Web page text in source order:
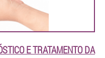
E TRATAMENTO DA